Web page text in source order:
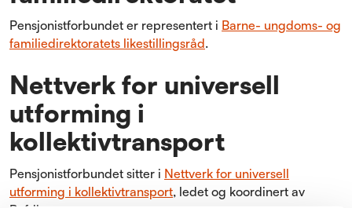
Pensjonistforbundet er representert i Barne- ungdoms- og
familiedirektoratets likestillingsråd.
Nettverk for universell
utforming i
kollektivtransport
Pensjonistforbundet sitter i Nettverk for universell
utforming i kollektivtransport, ledet og koordinert av